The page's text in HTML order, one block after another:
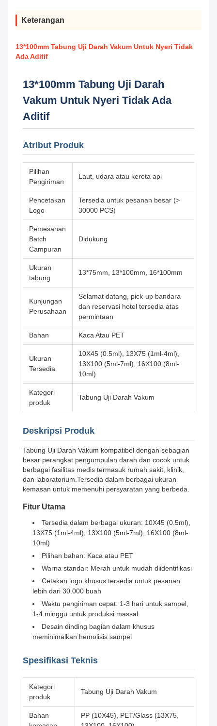
Keterangan
13*100mm Tabung Uji Darah Vakum Untuk Nyeri Tidak
Ada Aditif
13*100mm Tabung Uji Darah
Vakum Untuk Nyeri Tidak Ada
Aditif
Atribut Produk
Pilihan
Pengiriman
Laut, udara atau kereta api
Pencetakan
Logo
Tersedia untuk pesanan besar (>
30000 PCS)
Pemesanan
Batch
Campuran
Didukung
Ukuran
tabung
13*75mm, 13*100mm, 16*100mm
Kunjungan
Perusahaan
Selamat datang, pick-up bandara
dan reservasi hotel tersedia atas
permintaan
Bahan Kaca Atau PET
Ukuran
Tersedia
10X45 (0.5ml), 13X75 (1ml-4ml),
13X100 (5ml-7ml), 16X100 (8ml-
10ml)
Kategori
produk
Tabung Uji Darah Vakum
Deskripsi Produk
Tabung Uji Darah Vakum kompatibel dengan sebagian
besar perangkat pengumpulan darah dan cocok untuk
berbagai fasilitas medis termasuk rumah sakit, klinik,
dan laboratorium.Tersedia dalam berbagai ukuran
kemasan untuk memenuhi persyaratan yang berbeda.
Fitur Utama
Tersedia dalam berbagai ukuran: 10X45 (0.5ml),
13X75 (1ml-4ml), 13X100 (5ml-7ml), 16X100 (8ml-
10ml)
Pilihan bahan: Kaca atau PET
Warna standar: Merah untuk mudah diidentifikasi
Cetakan logo khusus tersedia untuk pesanan
lebih dari 30.000 buah
Waktu pengiriman cepat: 1-3 hari untuk sampel,
1-4 minggu untuk produksi massal
Desain dinding bagian dalam khusus
meminimalkan hemolisis sampel
Spesifikasi Teknis
Kategori
produk
Tabung Uji Darah Vakum
Bahan
PP (10X45), PET/Glass (13X75,